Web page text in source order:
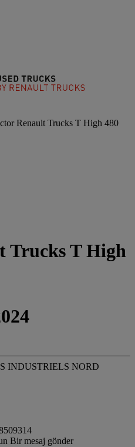
Renault Trucks T High 480
Trucks T High
INDUSTRIELS NORD
Bir mesaj gönder